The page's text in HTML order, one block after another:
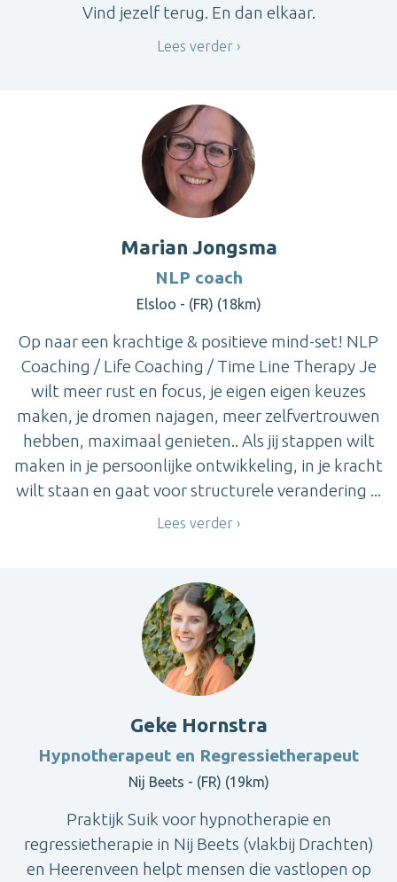
Vind jezelf terug. En dan elkaar.
Lees verder
Marian Jongsma
NLP coach
Elsloo - (FR) (18km)
Op naar een krachtige & positieve mind-set! NLP
Coaching / Life Coaching / Time Line Therapy Je
wilt meer rust en focus, je eigen eigen keuzes
maken, je dromen najagen, meer zelfvertrouwen
hebben, maximaal genieten.. Als jij stappen wilt
maken in je persoonlijke ontwikkeling, in je kracht
wilt staan en gaat voor structurele verandering ...
Lees verder
Geke Hornstra
Hypnotherapeut en Regressietherapeut
Nij Beets - (FR) (19km)
Praktijk Suik voor hypnotherapie en
regressietherapie in Nij Beets (vlakbij Drachten)
en Heerenveen helpt mensen die vastlopen op